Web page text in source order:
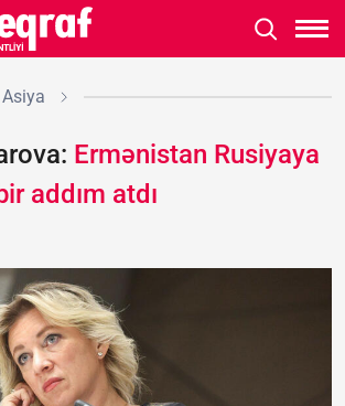
Asiya
Ermənistan Rusiyaya
addım atdı